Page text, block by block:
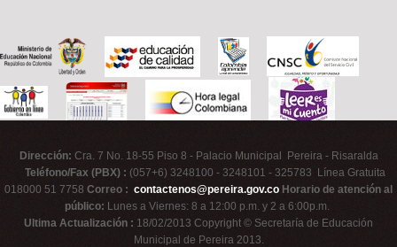
Dirección: Cra. 7 No. 18-55 Piso 8 - Palacio Municipal Pereira - Risaralda
Teléfono/Fax (PBX) : (057+6) 3248100 - 3248101 - 325783 Línea Gratuita
018000 51 7758 Correo : contactenos@pereira.gov.co Horario de atención al
público: Lunes a Viernes: 8 a 12:00 p.m. y 2 a 6:00p.m.
Ultima Actualización : 18/02/2013 Copyright © Secretaría de Educación
Municipal de Pereira 2013.